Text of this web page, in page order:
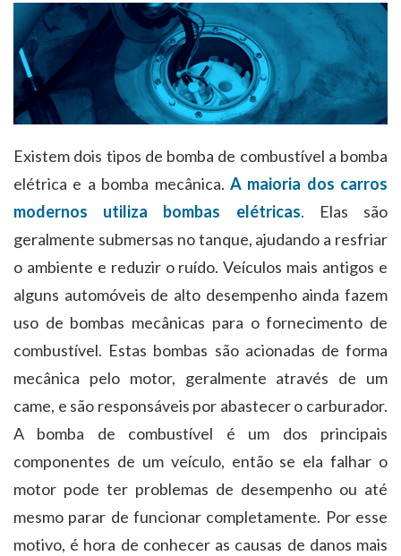
Existem dois tipos de bomba de combustível a bomba
elétrica e a bomba mecânica. A maioria dos carros
modernos utiliza bombas elétricas. Elas são
geralmente submersas no tanque, ajudando a resfriar
o ambiente e reduzir o ruído. Veículos mais antigos e
alguns automóveis de alto desempenho ainda fazem
uso de bombas mecânicas para o fornecimento de
combustível. Estas bombas são acionadas de forma
mecânica pelo motor, geralmente através de um
came, e são responsáveis por abastecer o carburador.
A bomba de combustível é um dos principais
componentes de um veículo, então se ela falhar o
motor pode ter problemas de desempenho ou até
mesmo parar de funcionar completamente. Por esse
motivo, é hora de conhecer as causas de danos mais